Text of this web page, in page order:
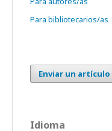
Para bibliotecarios/as
Enviar un artículo
Idioma